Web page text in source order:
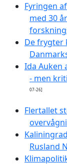
Fyringen
med 30
De frygter
Ida Auken
- men
07-26]
Flertallet
Rusland